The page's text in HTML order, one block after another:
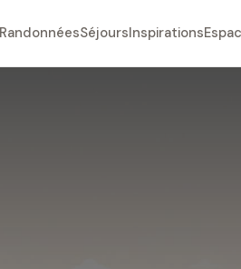
RandonnéesSéjoursInspirations